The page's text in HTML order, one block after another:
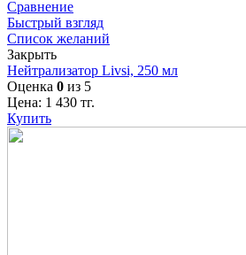
Сравнение
Быстрый взгляд
Список желаний
Закрыть
Нейтрализатор Livsi, 250 мл
Оценка 0 из 5
Цена: 1 430 тг.
Купить